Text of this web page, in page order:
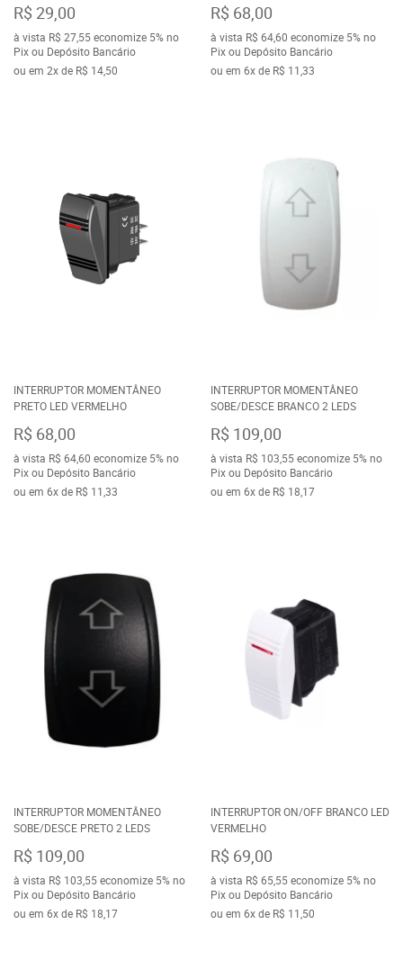
R$ 29,00
à vista R$ 27,55economize 5%no
Pix ou Depósito Bancário
ou em 2xde R$ 14,50
R$ 68,00
à vista R$ 64,60 economize 5%no
Pix ou Depósito Bancário
ou em 6xde R$ 11,33
INTERRUPTOR MOMENTÂNEO
PRETO LED VERMELHO
R$ 68,00
à vista R$ 64,60 economize 5%no
Pix ou Depósito Bancário
ou em 6xde R$ 11,33
INTERRUPTOR MOMENTÂNEO
SOBE/DESCE BRANCO 2 LEDS
R$ 109,00
à vista R$ 103,55economize 5%no
Pix ou Depósito Bancário
ou em 6xde R$ 18,17
INTERRUPTOR MOMENTÂNEO
SOBE/DESCE PRETO 2 LEDS
R$ 109,00
à vista R$ 103,55economize 5%no
Pix ou Depósito Bancário
ou em 6xde R$ 18,17
INTERRUPTOR ON/OFF BRANCO LED
VERMELHO
R$ 69,00
à vista R$ 65,55economize 5%no
Pix ou Depósito Bancário
ou em 6xde R$ 11,50